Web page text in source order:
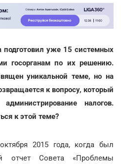
подготовил уже 15 системных
госорганам по их решению.
уникальной теме, но на
к вопросу, который
налогов.
к этой теме?
2015 года, когда был
отчет Совета «Проблемы